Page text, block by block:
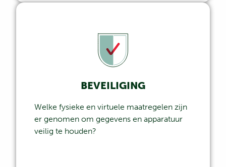
BEVEILIGING
Welke fysieke en virtuele maatregelen zijn
er genomen om gegevens en apparatuur
veilig te houden?